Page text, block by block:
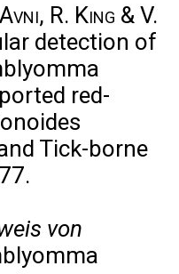
R. King & V.
detection of
red-
Tick-borne
von